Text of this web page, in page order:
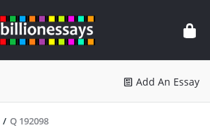
Essays
Add An Essay
/ Q 192098